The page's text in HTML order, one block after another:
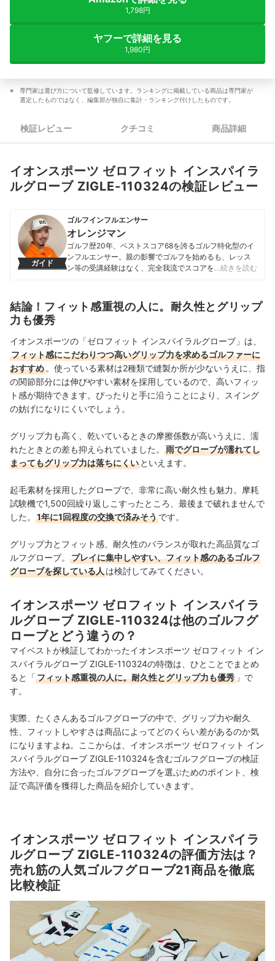
1,798円
ヤフーで詳細を見る
1,980円
専門家は選び方について監修しています。ランキングに掲載している商品は専門家が
選定したものではなく、編集部が独自に集計・ランキング付けしたものです。
検証レビュー クチコミ 商品詳細
イオンスポーツ ゼロフィット インスパイラ
ルグローブ ZIGLE-110324の検証レビュー
ガイド
ゴルフインフルエンサー
オレンジマン
ゴルフ歴20年、ベストスコア68を誇るゴルフ特化型のイ
ンフルエンサー。親の影響でゴルフを始めるも、レッス
ン等の受講経験はなく、完全我流でスコアを磨き上げた
回以上の熱心なSNS更新を続けながら、ゴルフイベント
への参加や交流活動にも積極的に取り組んでいる。ゴル
オレンジマンのプロフィール
…続きを読む
結論！フィット感重視の人に。耐久性とグリップ
力も優秀
イオンスポーツの「ゼロフィット インスパイラルグローブ」は、
フィット感にこだわりつつ高いグリップ力を求めるゴルファーに
おすすめ 。 使っている素材は2種類で縫製か所が少ないうえに、指
の関節部分には伸びやすい素材を採用しているので、高いフィッ
ト感が期待できます。ぴったりと手に沿うことにより、スイング
の妨げになりにくいでしょう。
グリップ力も高く、乾いているときの摩擦係数が高いうえに、濡
れたときとの差も抑えられていました。
雨でグローブが濡れてし
まってもグリップ力は落ちにくい といえます。
起毛素材を採用したグローブで、非常に高い耐久性も魅力。摩耗
試験機で1,500回繰り返しこすったところ、最後まで破れませんで
した。
1年に1回程度の交換で済みそうです。
グリップ力とフィット感、耐久性のバランスが取れた高品質なゴ
ルフグローブ。
プレイに集中しやすい、フィット感のあるゴルフ
グローブを探している人は検討してみてください。
イオンスポーツ ゼロフィット インスパイラ
ルグローブ ZIGLE-110324は他のゴルフグ
ローブとどう違うの？
マイベストが検証してわかったイオンスポーツ ゼロフィット イン
スパイラルグローブ ZIGLE-110324の特徴は、ひとことでまとめ
ると「フィット感重視の人に。耐久性とグリップ力も優秀 」で
す。
実際、たくさんあるゴルフグローブの中で、グリップ力や耐久
性、フィットしやすさは商品によってどのくらい差があるのか気
になりますよね。ここからは、イオンスポーツ ゼロフィット イン
スパイラルグローブ ZIGLE-110324を含むゴルフグローブの検証
方法や、自分に合ったゴルフグローブを選ぶためのポイント、検
証で高評価を獲得した商品を紹介していきます。
イオンスポーツ ゼロフィット インスパイラ
ルグローブ ZIGLE-110324の評価方法は？
売れ筋の人気ゴルフグローブ21商品を徹底
比較検証